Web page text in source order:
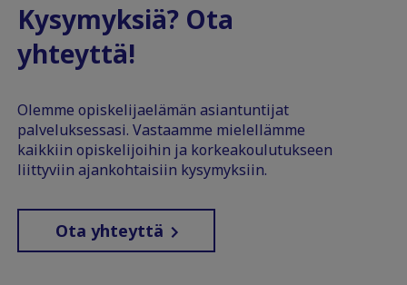
Kysymyksiä? Ota
yhteyttä!
Olemme opiskelijaelämän asiantuntijat
palveluksessasi. Vastaamme mielellämme
kaikkiin opiskelijoihin ja korkeakoulutukseen
liittyviin ajankohtaisiin kysymyksiin.
Ota yhteyttä